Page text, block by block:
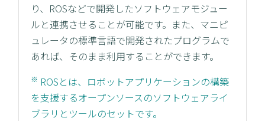
り、ROSなどで開発したソフトウェアモジュー
ルと連携させることが可能です。また、マニピ
ュレータの標準言語で開発されたプログラムで
あれば、そのまま利用することができます。
※ ROSとは、ロボットアプリケーションの構築
を支援するオープンソースのソフトウェアライ
ブラリとツールのセットです。